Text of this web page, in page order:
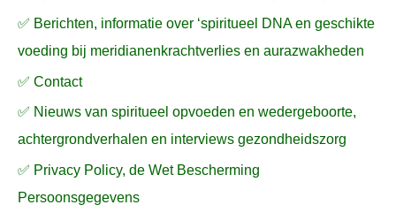
✅ Berichten, informatie over ‘spiritueel DNA en geschikte
voeding bij meridianenkrachtverlies en aurazwakheden
✅ Contact
✅ Nieuws van spiritueel opvoeden en wedergeboorte,
achtergrondverhalen en interviews gezondheidszorg
✅ Privacy Policy, de Wet Bescherming
Persoonsgegevens